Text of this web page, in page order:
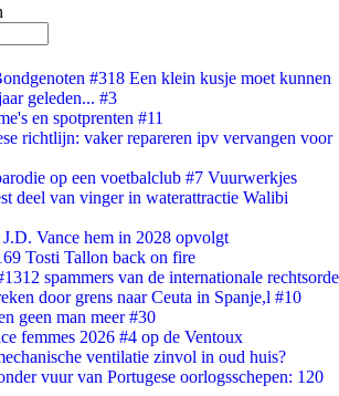
#318 Een klein kusje moet kunnen
geleden... #3
en spotprenten #11
richtlijn: vaker repareren ipv vervangen voor
op een voetbalclub #7 Vuurwerkjes
deel van vinger in waterattractie Walibi
Vance hem in 2028 opvolgt
Tosti Tallon back on fire
spammers van de internationale rechtsorde
door grens naar Ceuta in Spanje,l #10
geen man meer #30
femmes 2026 #4 op de Ventoux
ventilatie zinvol in oud huis?
vuur van Portugese oorlogsschepen: 120